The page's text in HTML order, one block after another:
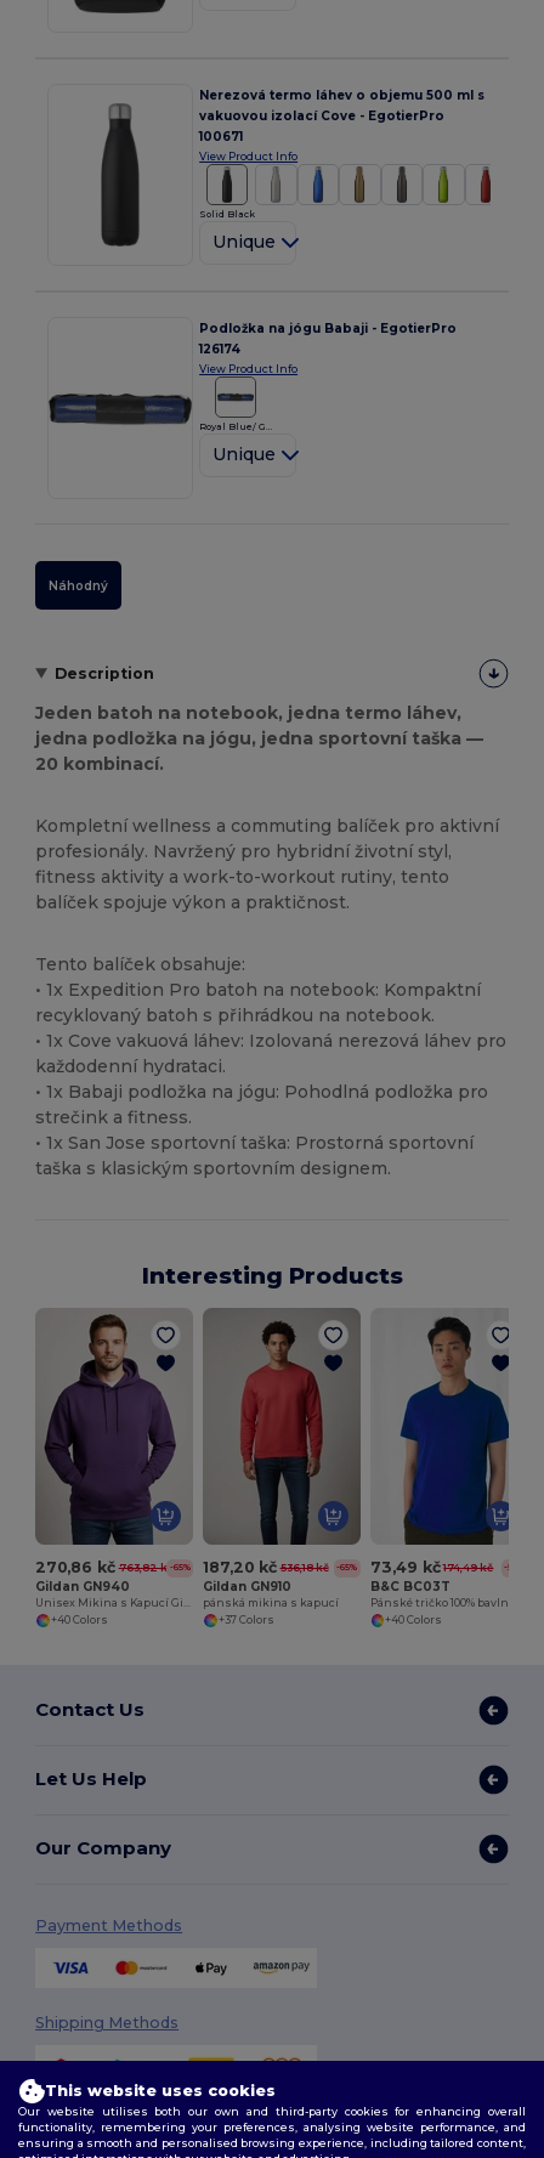
Nerezová termo láhev o objemu 500 ml s
vakuovou izolací Cove - EgotierPro
100671
View Product Info
Solid Black
Unique
Podložka na jógu Babaji - EgotierPro
126174
View Product Info
Unique
Náhodný
Description
Jeden batoh na notebook, jedna termo láhev,
jedna podložka na jógu, jedna sportovní taška —
20 kombinací.
Kompletní wellness a commuting balíček pro aktivní
profesionály. Navržený pro hybridní životní styl,
fitness aktivity a work-to-workout rutiny, tento
balíček spojuje výkon a praktičnost.
Tento balíček obsahuje:
• 1x Expedition Pro batoh na notebook: Kompaktní
recyklovaný batoh s přihrádkou na notebook.
• 1x Cove vakuová láhev: Izolovaná nerezová láhev pro
každodenní hydrataci.
• 1x Babaji podložka na jógu: Pohodlná podložka pro
strečink a fitness.
• 1x San Jose sportovní taška: Prostorná sportovní
taška s klasickým sportovním designem.
Interesting Products
270,86 kč 763,82 kč-65%
Gildan GN940
+40 Colors
187,20 kč 536,18 kč -65%
Gildan GN910
pánská mikina s kapucí
+37 Colors
73,49 kč 174,49 kč -58%
B&C BC03T
Pánské tričko 100% bavlna
+40 Colors
Contact Us
Let Us Help
Our Company
Payment Methods
Shipping Methods
This website uses cookies
Our website utilises both our own and third-party cookies for enhancing overall
functionality, remembering your preferences, analysing website performance, and
ensuring a smooth and personalised browsing experience, including tailored content,